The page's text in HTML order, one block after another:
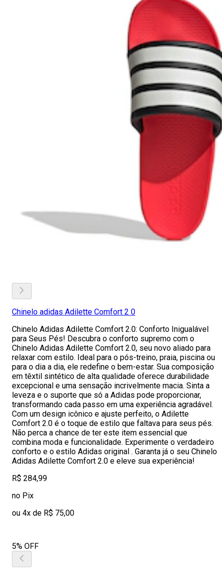
Chinelo adidas Adilette Comfort 2 0
Chinelo Adidas Adilette Comfort 2.0: Conforto Inigualável
para Seus Pés! Descubra o conforto supremo com o
Chinelo Adidas Adilette Comfort 2.0, seu novo aliado para
relaxar com estilo. Ideal para o pós-treino, praia, piscina ou
para o dia a dia, ele redefine o bem-estar. Sua composição
em têxtil sintético de alta qualidade oferece durabilidade
excepcional e uma sensação incrivelmente macia. Sinta a
leveza e o suporte que só a Adidas pode proporcionar,
transformando cada passo em uma experiência agradável.
Com um design icônico e ajuste perfeito, o Adilette
Comfort 2.0 é o toque de estilo que faltava para seus pés.
Não perca a chance de ter este item essencial que
combina moda e funcionalidade. Experimente o verdadeiro
conforto e o estilo Adidas original . Garanta já o seu Chinelo
Adidas Adilette Comfort 2.0 e eleve sua experiência!
R$ 284,99
no Pix
ou 4x de R$ 75,00
5% OFF